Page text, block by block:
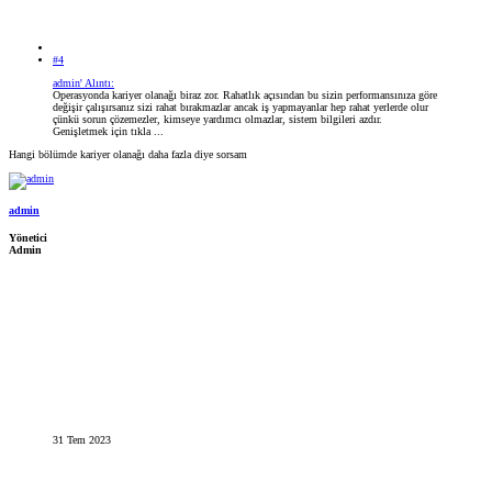
#4
admin' Alıntı:
Operasyonda kariyer olanağı biraz zor. Rahatlık açısından bu sizin performansınıza göre
değişir çalışırsanız sizi rahat bırakmazlar ancak iş yapmayanlar hep rahat yerlerde olur
çünkü sorun çözemezler, kimseye yardımcı olmazlar, sistem bilgileri azdır.
Genişletmek için tıkla ...
Hangi bölümde kariyer olanağı daha fazla diye sorsam
admin
Yönetici
Admin
31 Tem 2023